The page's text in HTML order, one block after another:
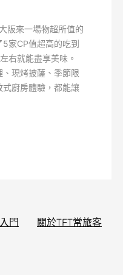
阪來一場物超所值的
家CP值超高的吃到
右就能盡享美味。
現烤披薩、季節限
廚房體驗，都能讓
門 關於TFT常旅客